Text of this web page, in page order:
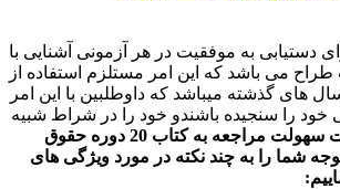
دستیابی به موفقیت در هر آزمونی آشنایی با
می باشد که این امر مستلزم استفاده از
های گذشته میباشد که داوطلبین با این امر
را سنجیده باشندو خود را در شراط شبیه
جهت سهولت مراجعه به کتاب 20 دوره حقوق
شما را به چند نکته در مورد ویژگی های
: